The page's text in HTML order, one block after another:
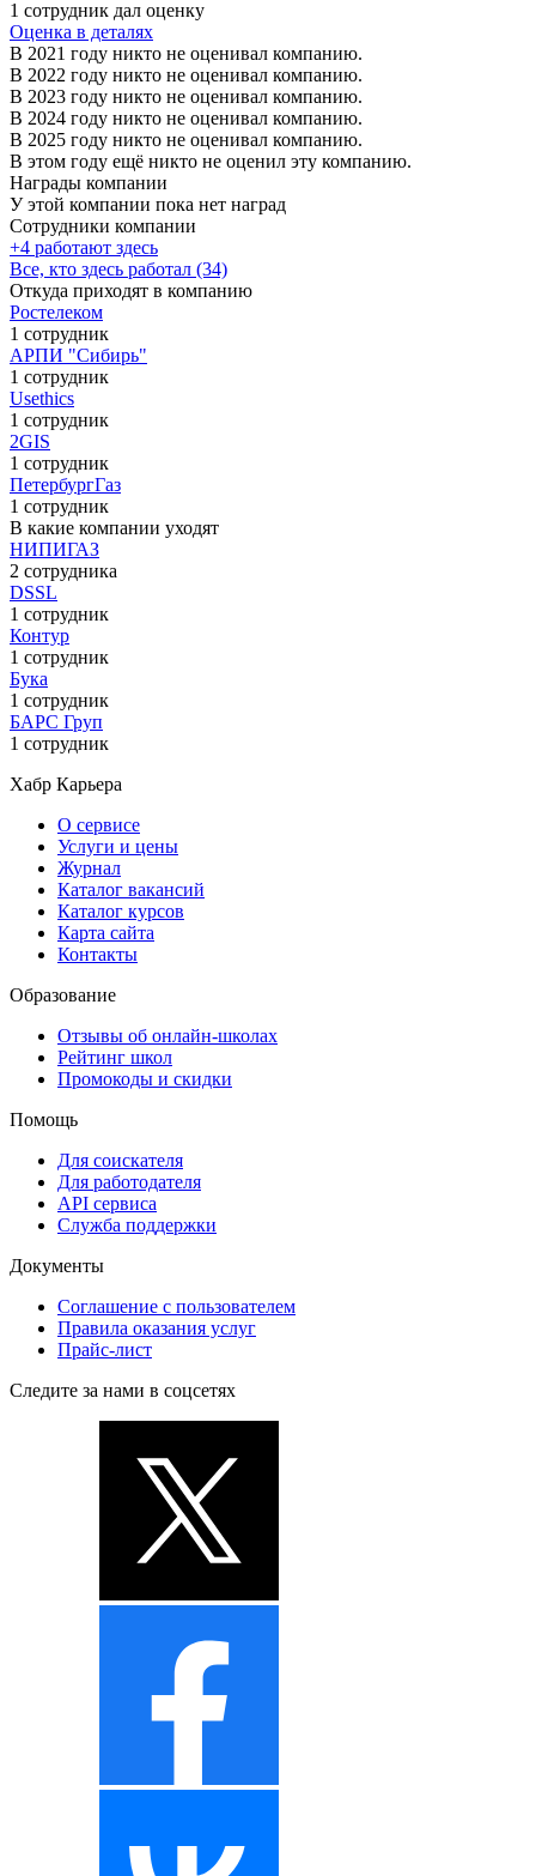
1 сотрудник дал оценку
Оценка в деталях
В 2021 году никто не оценивал компанию.
В 2022 году никто не оценивал компанию.
В 2023 году никто не оценивал компанию.
В 2024 году никто не оценивал компанию.
В 2025 году никто не оценивал компанию.
В этом году ещё никто не оценил эту компанию.
Награды компании
У этой компании пока нет наград
Сотрудники компании
+4 работают здесь
Все, кто здесь работал (34)
Откуда приходят в компанию
Ростелеком
1 сотрудник
АРПИ "Сибирь"
1 сотрудник
Usethics
1 сотрудник
2GIS
1 сотрудник
ПетербургГаз
1 сотрудник
В какие компании уходят
НИПИГАЗ
2 сотрудника
DSSL
1 сотрудник
Контур
1 сотрудник
Бука
1 сотрудник
БАРС Груп
1 сотрудник
Хабр Карьера
О сервисе
Услуги и цены
Журнал
Каталог вакансий
Каталог курсов
Карта сайта
Контакты
Образование
Отзывы об онлайн-школах
Рейтинг школ
Промокоды и скидки
Помощь
Для соискателя
Для работодателя
API сервиса
Служба поддержки
Документы
Соглашение с пользователем
Правила оказания услуг
Прайс-лист
Следите за нами в соцсетях